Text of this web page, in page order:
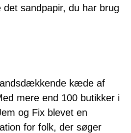
det sandpapir, du har brug
kæde af
mere end 100 butikker i
og Fix blevet en
for folk, der søger